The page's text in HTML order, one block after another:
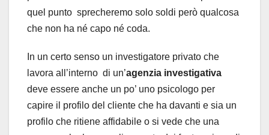
quel punto sprecheremo solo soldi però qualcosa
che non ha né capo né coda.
In un certo senso un investigatore privato che
lavora all’interno di un’agenzia investigativa
deve essere anche un po’ uno psicologo per
capire il profilo del cliente che ha davanti e sia un
profilo che ritiene affidabile o si vede che una